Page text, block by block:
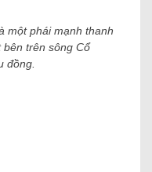
một phái mạnh thanh
bên trên sông Cổ
đồng.